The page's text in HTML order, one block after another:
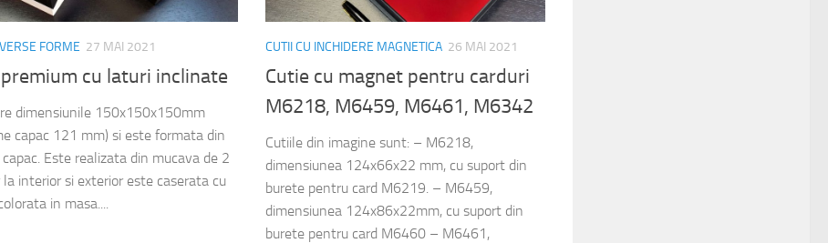
FORME 27 MAI 2021
cu laturi inclinate
dimensiunile 150x150x150mm
capac 121 mm) si este formata din
capac. Este realizata din mucava de 2
la interior si exterior este caserata cu
in masa....
CUTII CU INCHIDERE MAGNETICA 26 MAI 2021
Cutie cu magnet pentru carduri
M6218, M6459, M6461, M6342
Cutiile din imagine sunt: – M6218,
dimensiunea 124x66x22 mm, cu suport din
burete pentru card M6219. – M6459,
dimensiunea 124x86x22mm, cu suport din
burete pentru card M6460 – M6461,